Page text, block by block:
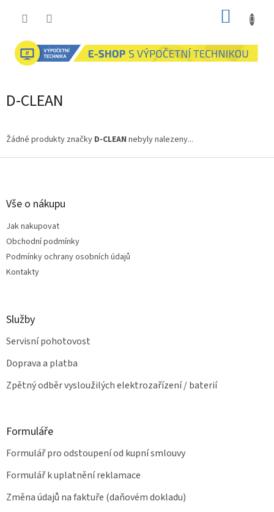
D-CLEAN
Žádné produkty značky D-CLEAN nebyly nalezeny...
Z
Vše o nákupu
Jak nakupovat
Obchodní podmínky
Podmínky ochrany osobních údajů
Kontakty
Služby
Servisní pohotovost
Doprava a platba
Zpětný odběr vysloužilých elektrozařízení / baterií
Formuláře
Formulář pro odstoupení od kupní smlouvy
Formulář k uplatnění reklamace
Změna údajů na faktuře (daňovém dokladu)